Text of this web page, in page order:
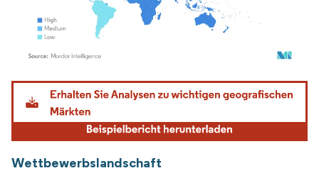
Bild © Mordor Intelligence. Wiederverwendung erfordert Namensnennung gemäß
Wettbewerbslandschaft